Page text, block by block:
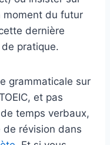
moment du futur
dernière
pratique.
grammaticale sur
et pas
temps verbaux,
révision dans